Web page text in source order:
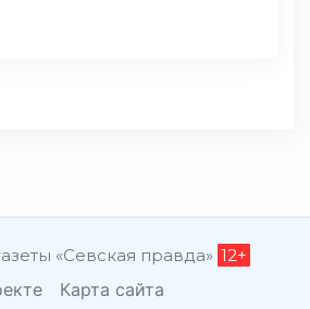
«Севская правда» 12+
Карта сайта